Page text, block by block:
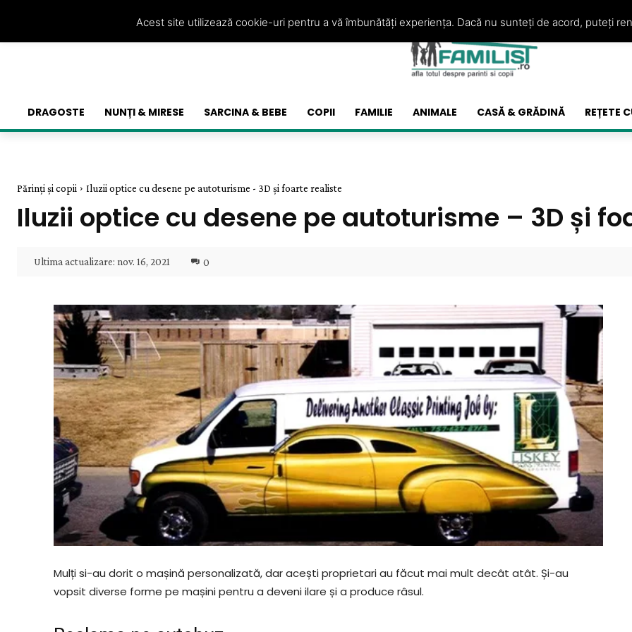
DRAGOSTE NUNȚI & MIRESE SARCINA & BEBE COPII FAMILIE ANIMALE CASĂ & GRĂDINĂ REȚETE
Părinți și copii Iluzii optice cu desene pe autoturisme - 3D și foarte realiste
Iluzii optice cu desene pe autoturisme – 3D și
Ultima actualizare: nov. 16, 2021 0
Mulți si-au dorit o mașină personalizată, dar acești proprietari au făcut mai mult decât atât. Și-au
vopsit diverse forme pe mașini pentru a deveni ilare și a produce râsul.
Acest site utilizează cookie-uri pentru a vă îmbunătăți experiența. Dacă nu sunteți de acord, puteți